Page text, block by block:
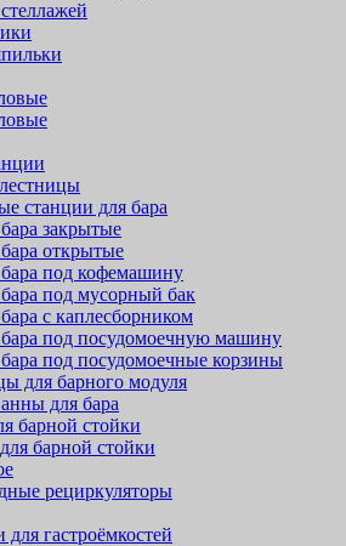
станции для бара
закрытые
открытые
под кофемашину
под мусорный бак
с каплесборником
под посудомоечную машину
под посудомоечные корзины
для барного модуля
для бара
барной стойки
барной стойки
рециркуляторы
гастроёмкостей